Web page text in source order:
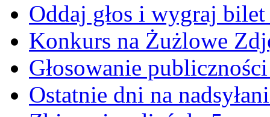
Oddaj głos i wygraj
Konkurs na Żużlowe
Głosowanie
Ostatnie dni na